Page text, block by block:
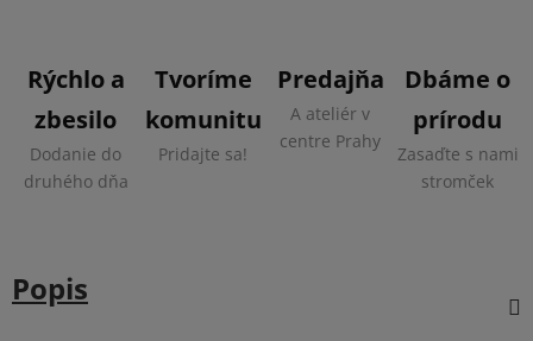
Rýchlo a
zbesilo
Dodanie do
druhého dňa
Tvoríme
komunitu
Pridajte sa!
Predajňa
A ateliér v
centre Prahy
Dbáme o
prírodu
Zasaďte s nami
stromček
Popis